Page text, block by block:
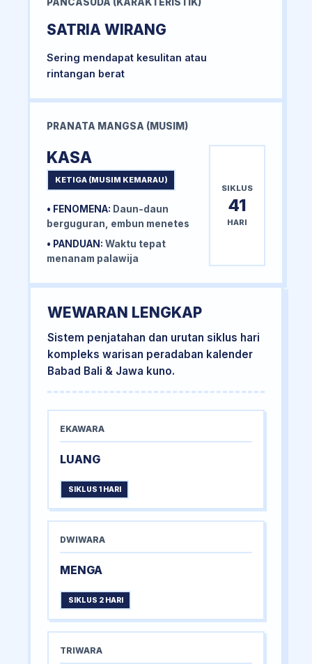
PANCASUDA (KARAKTERISTIK)
SATRIA WIRANG
Sering mendapat kesulitan atau
rintangan berat
PRANATA MANGSA (MUSIM)
KASA
KETIGA (MUSIM KEMARAU)
• FENOMENA: Daun-daun
berguguran, embun menetes
• PANDUAN: Waktu tepat
menanam palawija
SIKLUS
41
HARI
WEWARAN LENGKAP
Sistem penjatahan dan urutan siklus hari
kompleks warisan peradaban kalender
Babad Bali & Jawa kuno.
EKAWARA
LUANG
SIKLUS 1 HARI
DWIWARA
MENGA
SIKLUS 2 HARI
TRIWARA